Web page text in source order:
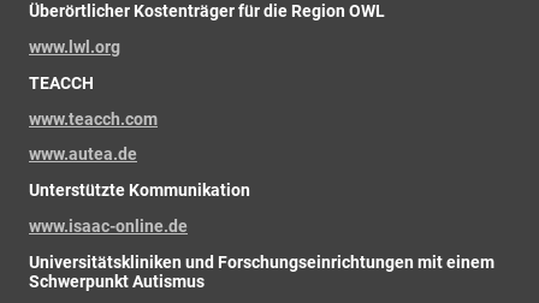
Überörtlicher Kostenträger für die Region OWL
www.lwl.org
TEACCH
www.teacch.com
www.autea.de
Unterstützte Kommunikation
www.isaac-online.de
Universitätskliniken und Forschungseinrichtungen mit einem
Schwerpunkt Autismus